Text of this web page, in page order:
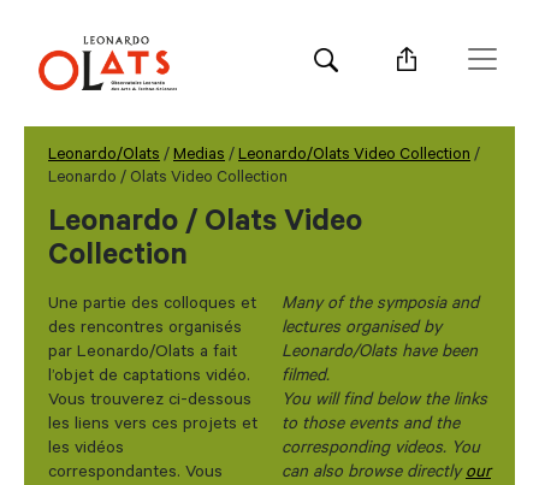
Leonardo/Olats / Medias / Leonardo/Olats Video Collection /
Leonardo / Olats Video Collection
Leonardo / Olats Video
Collection
Une partie des colloques et
des rencontres organisés
par Leonardo/Olats a fait
l’objet de captations vidéo.
Vous trouverez ci-dessous
les liens vers ces projets et
les vidéos
correspondantes. Vous
Many of the symposia and
lectures organised by
Leonardo/Olats have been
filmed.
You will find below the links
to those events and the
corresponding videos. You
can also browse directlyour